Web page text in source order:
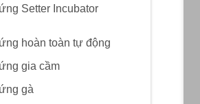
Setter Incubator
hoàn toàn tự động
gia cầm
gà